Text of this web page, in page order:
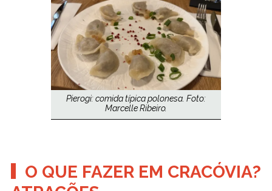
Pierogi: comida típica polonesa. Foto:
Marcelle Ribeiro.
O QUE FAZER EM CRACÓVIA?